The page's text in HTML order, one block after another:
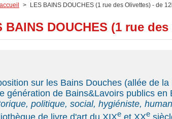
> LES BAINS DOUCHES (1 rue des Olivettes) - de
BAINS DOUCHES (1 rue
sur les Bains Douches (allée de
génération de Bains&Lavoirs publics en
politique, social, hygiéniste,
de livre d'art du XIXe et XXe